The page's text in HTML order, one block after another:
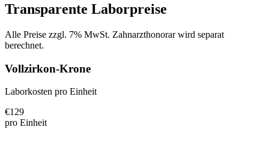
Transparente Laborpreise
Alle Preise zzgl. 7% MwSt. Zahnarzthonorar wird separat
berechnet.
Vollzirkon-Krone
Laborkosten pro Einheit
€129
pro Einheit